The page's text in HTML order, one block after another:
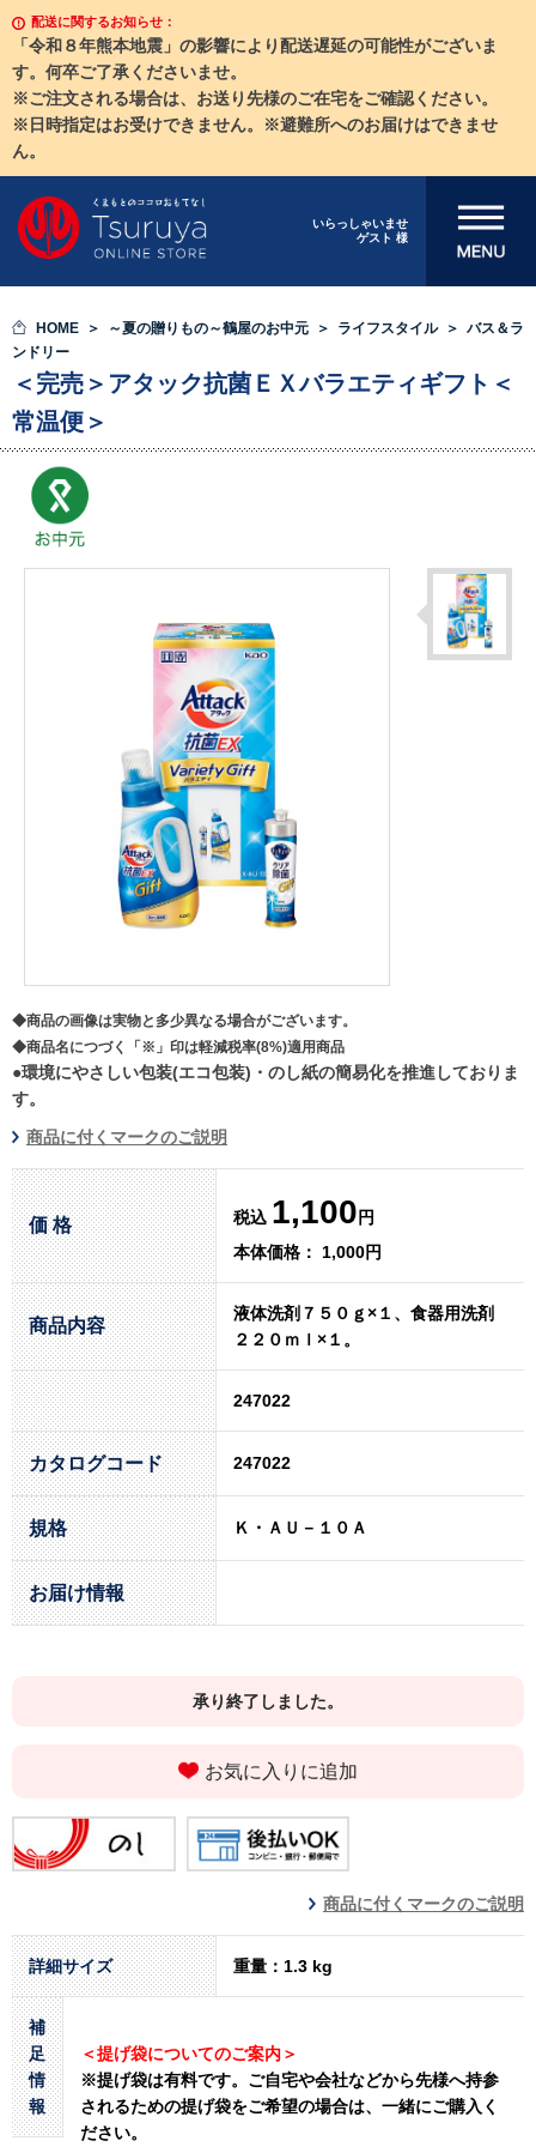
配送に関するお知らせ：
「令和８年熊本地震」の影響により配送遅延の可能性がございま
す。何卒ご了承くださいませ。
※ご注文される場合は、お送り先様のご在宅をご確認ください。
※日時指定はお受けできません。※避難所へのお届けはできませ
ん。
いらっしゃいませ
ゲスト 様
メニューを開
HOME ～夏の贈りもの～鶴屋のお中元 ライフスタイル
バス＆ラ
ンドリー
＜完売＞アタック抗菌ＥＸバラエティギフト＜
常温便＞
◆商品の画像は実物と多少異なる場合がございます。
◆商品名につづく「※」印は軽減税率(8%)適用商品
●環境にやさしい包装(エコ包装)・のし紙の簡易化を推進しておりま
す。
商品に付くマークのご説明
価 格 税込 1,100 円
本体価格： 1,000円
商品内容
液体洗剤７５０ｇ×１、食器用洗剤
２２０ｍｌ×１。
247022
カタログコード 247022
規格 Ｋ・ＡＵ－１０Ａ
お届け情報
承り終了しました。
お気に入りに追加
商品に付くマークのご説明
詳細サイズ 重量：1.3 kg
補
足
情
報
＜提げ袋についてのご案内＞
※提げ袋は有料です。 ご自宅や会社などから先様へ持参
されるための提げ袋をご希望の場合は、一緒にご購入く
ださい。